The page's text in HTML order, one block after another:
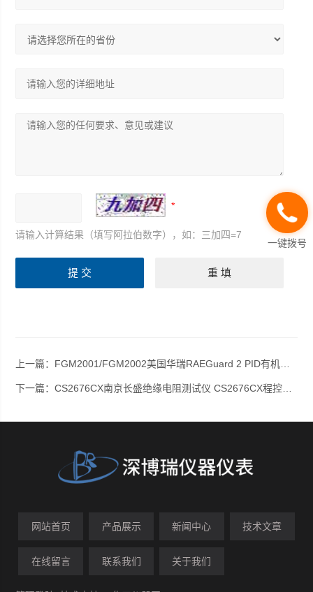
请输入计算结果（填写阿拉伯数字），如：三加四=7
上一篇： FGM2001/FGM2002美国华瑞RAEGuard 2 PID有机气体检测仪
下一篇：CS2676CX南京长盛绝缘电阻测试仪 CS2676CX程控绝缘电阻测试仪
网站首页 产品展示 新闻中心 技术文章
在线留言 联系我们 关于我们
一键拨号